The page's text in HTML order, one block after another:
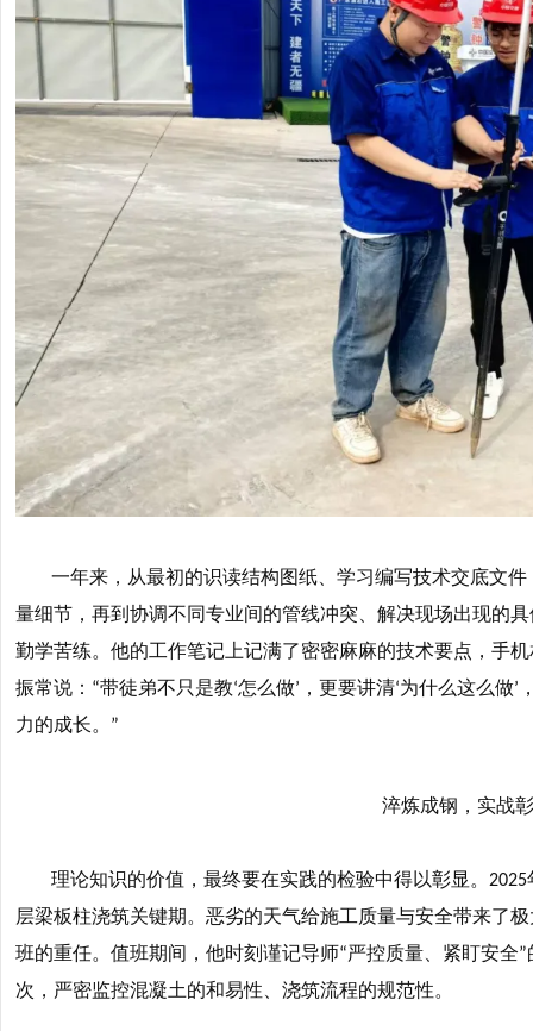
一年来，从最初的识读结构图纸、学习编写技术交底文
量细节，再到协调不同专业间的管线冲突、解决现场出现的
勤学苦练。他的工作笔记上记满了密密麻麻的技术要点，手
振常说： “带徒弟不只是教‘怎么做’ ，更要讲清‘为什么这么做’
力的成长。 ”
淬炼成钢，实战
理论知识的价值，最终要在实践的检验中得以彰显。 2025
层梁板柱浇筑关键期。恶劣的天气给施工质量与安全带来了
班的重任。值班期间，他时刻谨记导师“严控质量、紧盯安全”
次，严密监控混凝土的和易性、浇筑流程的规范性。